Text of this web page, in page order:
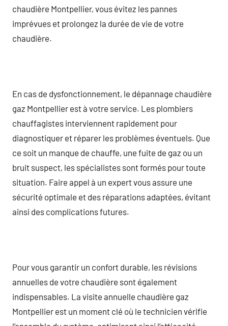
chaudière Montpellier, vous évitez les pannes
imprévues et prolongez la durée de vie de votre
chaudière.
En cas de dysfonctionnement, le dépannage chaudière
gaz Montpellier est à votre service. Les plombiers
chauffagistes interviennent rapidement pour
diagnostiquer et réparer les problèmes éventuels. Que
ce soit un manque de chauffe, une fuite de gaz ou un
bruit suspect, les spécialistes sont formés pour toute
situation. Faire appel à un expert vous assure une
sécurité optimale et des réparations adaptées, évitant
ainsi des complications futures.
Pour vous garantir un confort durable, les révisions
annuelles de votre chaudière sont également
indispensables. La visite annuelle chaudière gaz
Montpellier est un moment clé où le technicien vérifie